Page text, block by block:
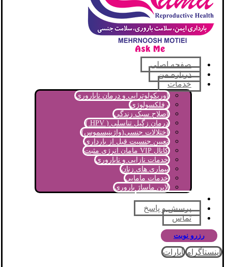
صفحه اصلی
درباره من
خدمات
اوریکولوتراپی و درمان ناباروری
رفلکسولوژی
اصلاح سبک زندگی
درمان زگیل تناسلی ( HPV )
اختلالات جنسی(واژینیسموس)
تعیین جنسیت قبل از بارداری
کانال VIP مامان انرژی مثبت
خدمات نازایی و ناباروری
بیماری های زنان
خدمات مامایی
لاین ماساژ باروری
مجله آموزشی
پرسش و پاسخ
تماس
رزرو نوبت
اینستاگرام آپارات